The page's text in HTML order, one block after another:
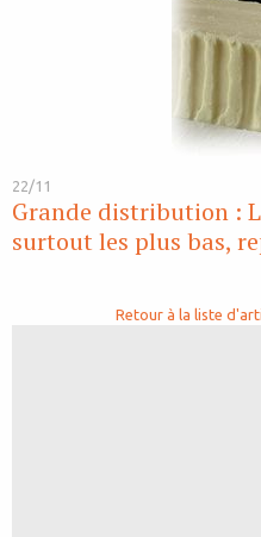
22/11
Grande distribution :
surtout les plus bas,
Retour à la liste